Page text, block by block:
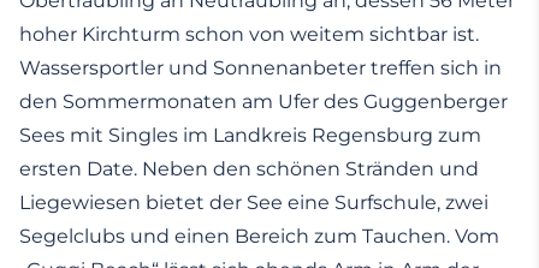
hoher Kirchturm schon von weitem sichtbar ist.
Wassersportler und Sonnenanbeter treffen sich in
den Sommermonaten am Ufer des Guggenberger
Sees mit Singles im Landkreis Regensburg zum
ersten Date. Neben den schönen Stränden und
Liegewiesen bietet der See eine Surfschule, zwei
Segelclubs und einen Bereich zum Tauchen. Vom